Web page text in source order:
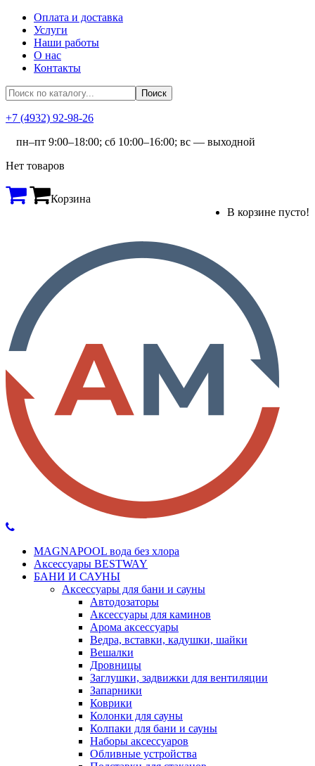
Оплата и доставка
Услуги
Наши работы
О нас
Контакты
+7 (4932) 92-98-26
пн–пт 9:00–18:00; сб 10:00–16:00; вс — выходной
Нет товаров
Корзина
В корзине пусто!
MAGNAPOOL вода без хлора
Аксессуары BESTWAY
БАНИ И САУНЫ
Аксессуары для бани и сауны
Автодозаторы
Аксессуары для каминов
Арома аксессуары
Ведра, вставки, кадушки, шайки
Вешалки
Дровницы
Заглушки, задвижки для вентиляции
Запарники
Коврики
Колонки для сауны
Колпаки для бани и сауны
Наборы аксессуаров
Обливные устройства